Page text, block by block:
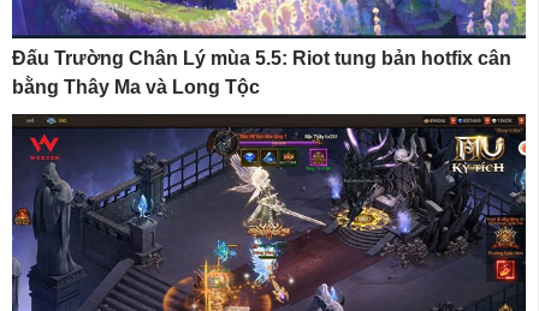
Đấu Trường Chân Lý mùa 5.5: Riot tung bản hotfix cân
bằng Thây Ma và Long Tộc